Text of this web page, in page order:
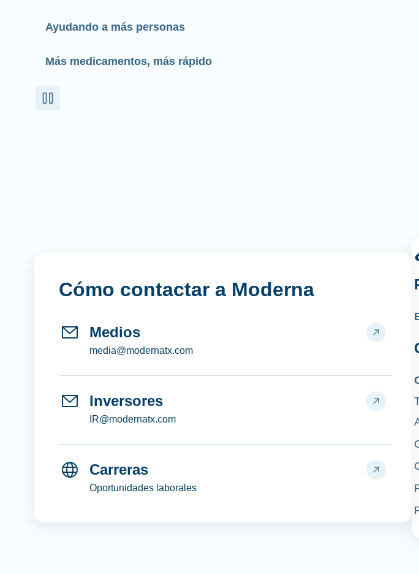
Ayudando a más personas
Más medicamentos, más rápido
Cómo contactar a Moderna
Medios
media@modernatx.com
Inversores
IR@modernatx.com
Carreras
Oportunidades laborales